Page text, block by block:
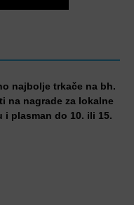
najbolje trkače na bh.
na nagrade za lokalne
plasman do 10. ili 15.